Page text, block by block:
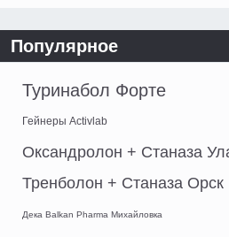
Популярное
Туринабол Форте
Гейнеры Activlab
Оксандролон + Станаза
Тренболон + Станаза Орск
Дека Balkan Pharma Михайловка